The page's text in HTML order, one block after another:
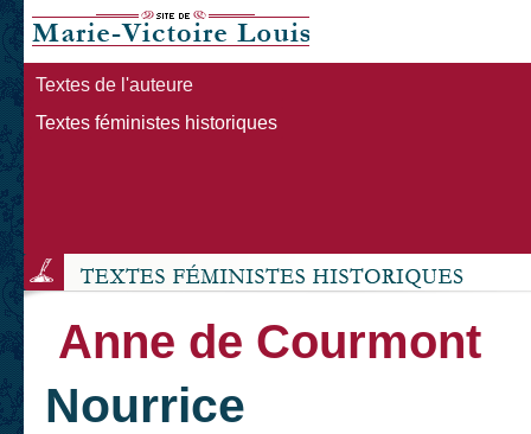
Textes de l'auteure
Textes féministes historiques
Anne de Courmont
Nourrice